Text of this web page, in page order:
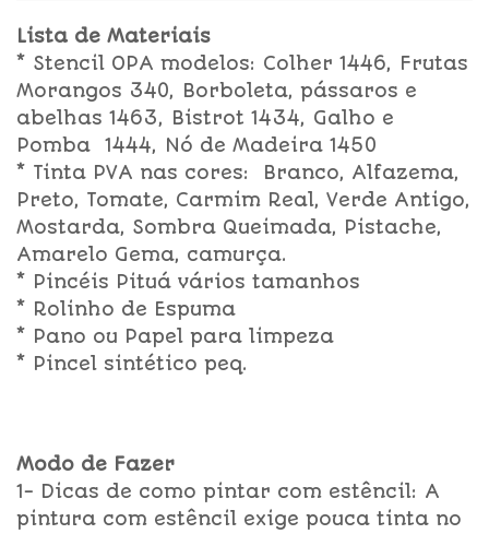
Lista de Materiais
* Stencil OPA modelos: Colher 1446, Frutas
Morangos 340, Borboleta, pássaros e
abelhas 1463, Bistrot 1434, Galho e
Pomba 1444, Nó de Madeira 1450
* Tinta PVA nas cores: Branco, Alfazema,
Preto, Tomate, Carmim Real, Verde Antigo,
Mostarda, Sombra Queimada, Pistache,
Amarelo Gema, camurça.
* Pincéis Pituá vários tamanhos
* Rolinho de Espuma
* Pano ou Papel para limpeza
* Pincel sintético peq.
Modo de Fazer
1- Dicas de como pintar com estêncil: A
pintura com estêncil exige pouca tinta no